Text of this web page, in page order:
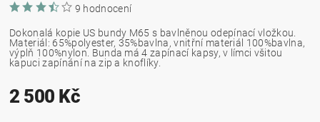
9 hodnocení
Dokonalá kopie US bundy M65 s bavlněnou odepínací vložkou.
Materiál: 65%polyester, 35%bavlna, vnitřní materiál 100%bavlna,
výplň 100%nylon. Bunda má 4 zapínací kapsy, v límci všitou
kapuci zapínání na zip a knoflíky.
2 500 Kč